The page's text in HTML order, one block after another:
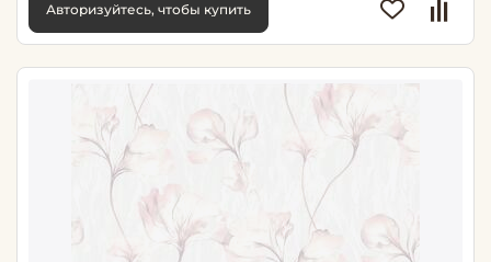
Авторизуйтесь, чтобы купить